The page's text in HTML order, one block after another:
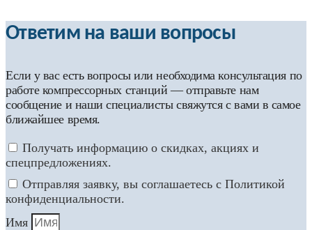
Ответим на ваши вопросы
Если у вас есть вопросы или необходима консультация по
работе компрессорных станций — отправьте нам
сообщение и наши специалисты свяжутся с вами в самое
ближайшее время.
Получать информацию о скидках, акциях и
спецпредложениях.
Отправляя заявку, вы соглашаетесь с Политикой
конфиденциальности.
Имя